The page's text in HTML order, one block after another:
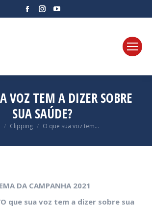
FacebookInstagram
VOZ TEM A DIZER SOBRE
SUA SAÚDE?
está aqui:
Clipping O que sua voz tem…
DA CAMPANHA 2021
O que sua voz tem a dizer sobre sua